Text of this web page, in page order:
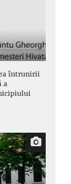
întrunirii
a